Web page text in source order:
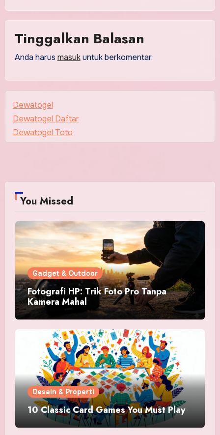
Tinggalkan Balasan
Anda harus masukuntuk berkomentar.
Dewatogel
Dewatogel Daftar
Dewatogel Toto
You Missed
Gadget & Outdoor
Fotografi HP: Trik Foto Pro Tanpa
Kamera Mahal
Desain & Properti
10 Classic Card Games You Must Play